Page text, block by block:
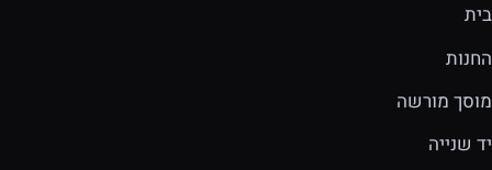
בית
החנות
מוסך מורשה
יד שנייה